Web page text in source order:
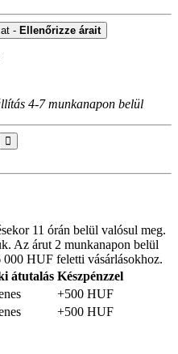
- Ellenőrizze árait
4-7 munkanapon belül
11 órán belül valósul meg.
Az árut 2 munkanapon belül
HUF feletti vásárlásokhoz.
átutalás Készpénzzel
+500 HUF
+500 HUF